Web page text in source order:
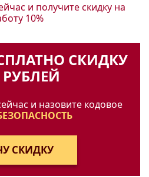
и получитескидку на
10%
СКИДКУ
РУБЛЕЙ
и назовите кодовое